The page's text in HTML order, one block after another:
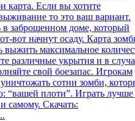
карта. Если вы хотите
то это ваш вариант.
заброшенном доме, который
вот начнут осаду. Карта
выжить максимальное
различные укрытия и в
свой боезапас. Игрокам
сотни зомби,
“вашей плоти”. Играть лучше
самому. Скачать: